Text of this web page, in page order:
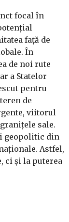
focal în
față de
În
de noi rute
a Statelor
pentru
de
viitorul
sale.
geopolitic din
Astfel,
ci și la puterea